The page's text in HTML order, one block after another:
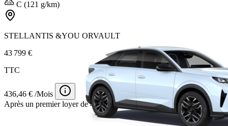
C (121 g/km)
STELLANTIS &YOU ORVAULT
43 799 €
TTC
436,46 € /Mois
Après un premier loyer de 4 000 €